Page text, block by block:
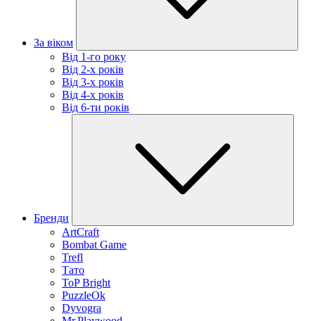
За віком
Від 1-го року
Від 2-х років
Від 3-х років
Від 4-х років
Від 6-ти років
Бренди
ArtCraft
Bombat Game
Trefl
Тато
ToP Bright
PuzzleOk
Dyvogra